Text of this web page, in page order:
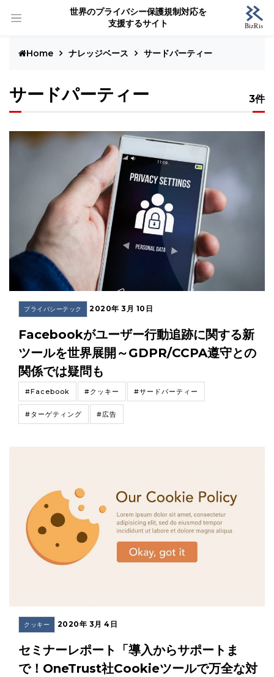
世界のプライバシー保護規制対応を
支援するサイト
Home ナレッジベース サードパーティー
サードパーティー 3件
プライバシーテック 2020年 3月 10日
Facebookがユーザー行動追跡に関する新
ツールを世界展開～GDPR/CCPA遵守との
関係では疑問も
#Facebook #クッキー #サードパーティー
#ターゲティング #広告
クッキー 2020年 3月 4日
セミナーレポート「導入からサポートま
で！OneTrust社Cookieツールで万全な対